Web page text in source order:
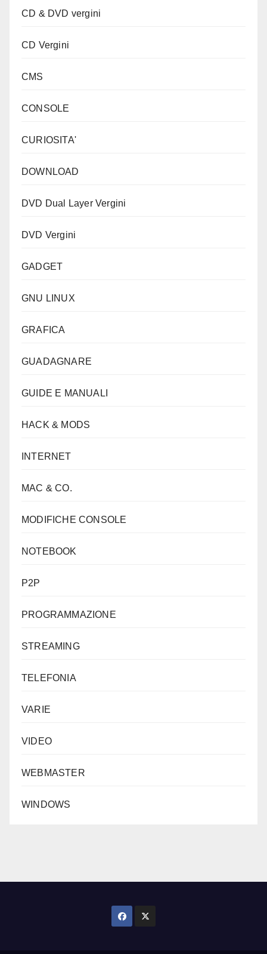
CD & DVD vergini
CD Vergini
CMS
CONSOLE
CURIOSITA'
DOWNLOAD
DVD Dual Layer Vergini
DVD Vergini
GADGET
GNU LINUX
GRAFICA
GUADAGNARE
GUIDE E MANUALI
HACK & MODS
INTERNET
MAC & CO.
MODIFICHE CONSOLE
NOTEBOOK
P2P
PROGRAMMAZIONE
STREAMING
TELEFONIA
VARIE
VIDEO
WEBMASTER
WINDOWS